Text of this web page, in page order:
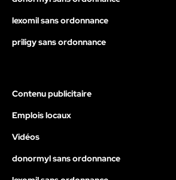
lexomil sans ordonnance
priligy sans ordonnance
Contenu publicitaire
Emplois locaux
Vidéos
donormyl sans ordonnance